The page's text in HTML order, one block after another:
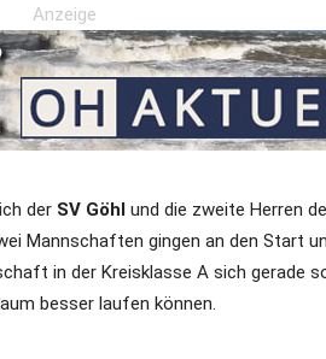
Anzeige
der SV Göhl und die zweite Herren
Mannschaften gingen an den Start
in der Kreisklasse A sich gerade
besser laufen können.